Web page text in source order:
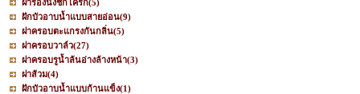
ฝารองนั่งชักโครก(5)
ฝักบัวอาบน้ำแบบสายอ่อน(9)
ฝาครอบตะแกรงกันกลิ่น(5)
ฝาครอบวาล์ว(27)
ฝาครอบรูน้ำล้นอ่างล้างหน้า(3)
ฝาส้วม(4)
ฝักบัวอาบน้ำแบบก้านแข็ง(1)